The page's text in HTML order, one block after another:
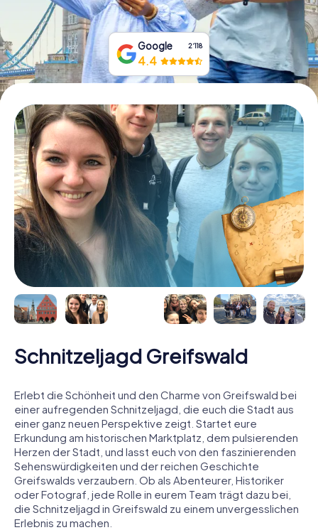
Gutscheine bestellen
Google 2‘118
4.4
Schnitzeljagd Greifswald
Erlebt die Schönheit und den Charme von Greifswald bei
einer aufregenden Schnitzeljagd, die euch die Stadt aus
einer ganz neuen Perspektive zeigt. Startet eure
Erkundung am historischen Marktplatz, dem pulsierenden
Herzen der Stadt, und lasst euch von den faszinierenden
Sehenswürdigkeiten und der reichen Geschichte
Greifswalds verzaubern. Ob als Abenteurer, Historiker
oder Fotograf, jede Rolle in eurem Team trägt dazu bei,
die Schnitzeljagd in Greifswald zu einem unvergesslichen
Erlebnis zu machen.